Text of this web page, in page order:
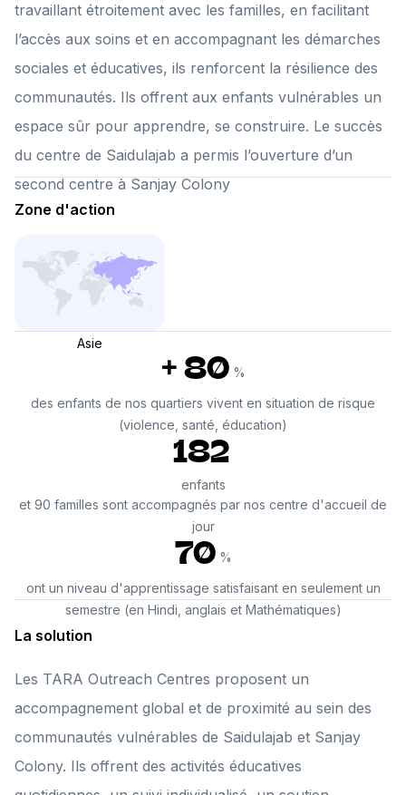
travaillant étroitement avec les familles, en facilitant
l’accès aux soins et en accompagnant les démarches
sociales et éducatives, ils renforcent la résilience des
communautés. Ils offrent aux enfants vulnérables un
espace sûr pour apprendre, se construire. Le succès
du centre de Saidulajab a permis l’ouverture d’un
second centre à Sanjay Colony
Zone d'action
Asie
+ 80 %
des enfants de nos quartiers vivent en situation de risque
(violence, santé, éducation)
182
enfants
et 90 familles sont accompagnés par nos centre d'accueil de
jour
70 %
ont un niveau d'apprentissage satisfaisant en seulement un
semestre (en Hindi, anglais et Mathématiques)
La solution
Les TARA Outreach Centres proposent un
accompagnement global et de proximité au sein des
communautés vulnérables de Saidulajab et Sanjay
Colony. Ils offrent des activités éducatives